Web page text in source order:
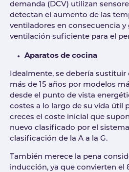
demanda (DCV) utilizan
detectan el aumento de las
ventiladores en consecuencia y
ventilación suficiente para el
Aparatos de cocina
Idealmente, se debería
más de 15 años por modelos
desde el punto de vista
costes a lo largo de su vida útil
creces el coste inicial que
nuevo clasificado por el
clasificación de la A a la G.
También merece la pena
inducción, ya que convierten el